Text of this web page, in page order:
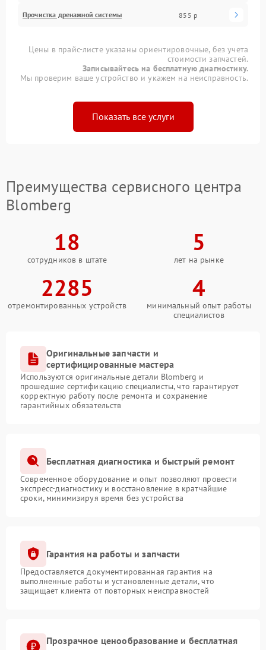
Прочистка дренажной системы 855 р
Цены в прайс-листе указаны ориентировочные, без учета
стоимости запчастей.
Записывайтесь на бесплатную диагностику.
Мы проверим ваше устройство и укажем на неисправность.
Показать все услуги
Преимущества сервисного центра
Blomberg
18
сотрудников в штате
5
лет на рынке
2285
отремонтированных устройств
4
минимальный опыт работы
специалистов
Оригинальные запчасти и
сертифицированные мастера
Используются оригинальные детали Blomberg и
прошедшие сертификацию специалисты, что гарантирует
корректную работу после ремонта и сохранение
гарантийных обязательств
Бесплатная диагностика и быстрый ремонт
Современное оборудование и опыт позволяют провести
экспресс-диагностику и восстановление в кратчайшие
сроки, минимизируя время без устройства
Гарантия на работы и запчасти
Предоставляется документированная гарантия на
выполненные работы и установленные детали, что
защищает клиента от повторных неисправностей
Прозрачное ценообразование и бесплатная